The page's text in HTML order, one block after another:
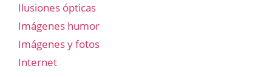
Ilusiones ópticas
Imágenes humor
Imágenes y fotos
Internet